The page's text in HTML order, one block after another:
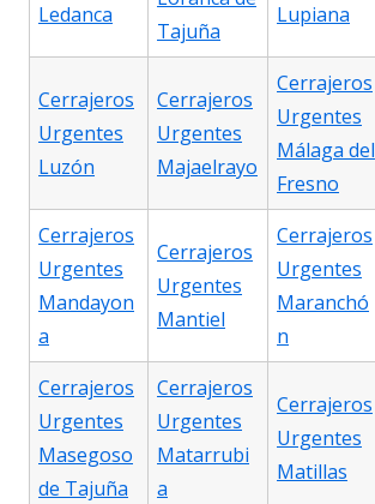
Ledanca
Tajuña
Lupiana
Cerrajeros
Urgentes
Luzón
Cerrajeros
Urgentes
Majaelrayo
Cerrajeros
Urgentes
Málaga del
Fresno
Cerrajeros
Urgentes
Mandayon
a
Cerrajeros
Urgentes
Mantiel
Cerrajeros
Urgentes
Maranchó
n
Cerrajeros
Urgentes
Masegoso
de Tajuña
Cerrajeros
Urgentes
Matarrubi
a
Cerrajeros
Urgentes
Matillas